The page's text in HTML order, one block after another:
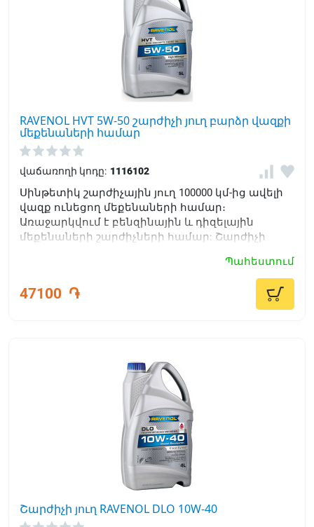
RAVENOL HVT 5W-50 շարժիչի յուղ բարձր վազքի
մեքենաների համար
վաճառողի կոդը: 1116102
Սինթետիկ շարժիչային յուղ 100000 կմ-ից ավելի
վազք ունեցող մեքենաների համար։
Առաջարկվում է բենզինային և դիզելային
մեքենաների շարժիչների համար: Շարժիչի
Պահեստում
47100 ֏
Շարժիչի յուղ RAVENOL DLO 10W-40